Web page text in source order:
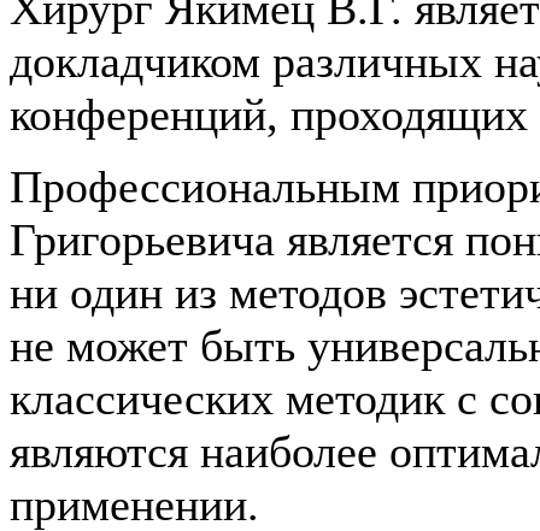
докладчиком различных
конференций, проходящих
Профессиональным
Григорьевича является
ни один из методов
не может быть
классических методик с
являются наиболее
применении.